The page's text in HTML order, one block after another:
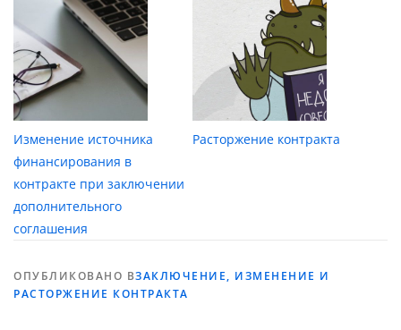
Изменение источника
финансирования в
контракте при заключении
дополнительного
соглашения
Расторжение контракта
ОПУБЛИКОВАНО ВЗАКЛЮЧЕНИЕ, ИЗМЕНЕНИЕ И
РАСТОРЖЕНИЕ КОНТРАКТА